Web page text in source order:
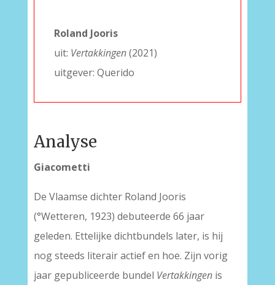
Roland Jooris–
uit: Vertakkingen(2021)
uitgever: Querido
Analyse
Giacometti
De Vlaamse dichter Roland Jooris
(°Wetteren, 1923) debuteerde 66 jaar
geleden. Ettelijke dichtbundels later, is hij
nog steeds literair actief en hoe. Zijn vorig
jaar gepubliceerde bundel Vertakkingenis